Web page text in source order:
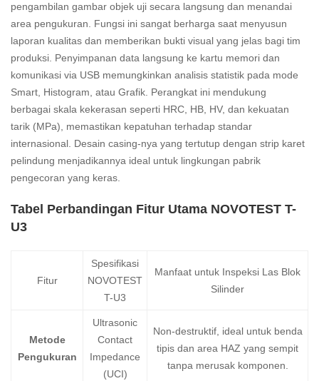
pengambilan gambar objek uji secara langsung dan menandai
area pengukuran. Fungsi ini sangat berharga saat menyusun
laporan kualitas dan memberikan bukti visual yang jelas bagi tim
produksi. Penyimpanan data langsung ke kartu memori dan
komunikasi via USB memungkinkan analisis statistik pada mode
Smart, Histogram, atau Grafik. Perangkat ini mendukung
berbagai skala kekerasan seperti HRC, HB, HV, dan kekuatan
tarik (MPa), memastikan kepatuhan terhadap standar
internasional. Desain casing-nya yang tertutup dengan strip karet
pelindung menjadikannya ideal untuk lingkungan pabrik
pengecoran yang keras.
Tabel Perbandingan Fitur Utama NOVOTEST T-
U3
Fitur
Spesifikasi
NOVOTEST
T-U3
Manfaat untuk Inspeksi Las Blok
Silinder
Metode
Pengukuran
Ultrasonic
Contact
Impedance
(UCI)
Non-destruktif, ideal untuk benda
tipis dan area HAZ yang sempit
tanpa merusak komponen.